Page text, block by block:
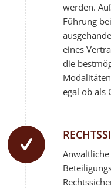
werden.
Führung
eines
die
egal ob als